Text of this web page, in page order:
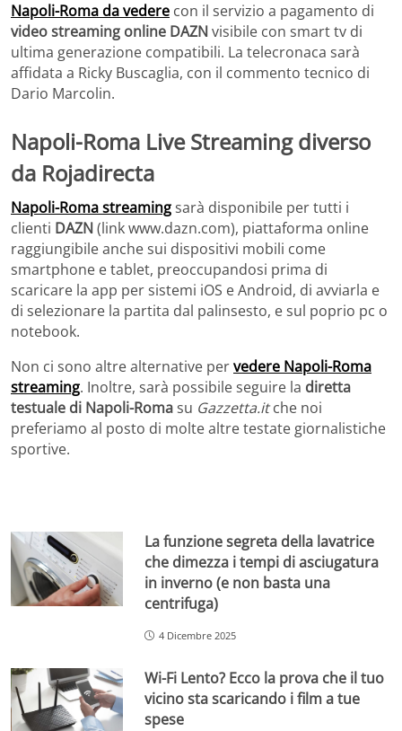
Napoli-Roma da vedere con il servizio a pagamento di
video streaming online DAZNvisibile con smart tv di
ultima generazione compatibili. La telecronaca sarà
affidata a Ricky Buscaglia, con il commento tecnico di
Dario Marcolin.
Napoli-Roma Live Streaming diverso
da Rojadirecta
Napoli-Roma streamingsarà disponibile per tutti i
clienti DAZN(link www.dazn.com), piattaforma online
raggiungibile anche sui dispositivi mobili come
smartphone e tablet, preoccupandosi prima di
scaricare la app per sistemi iOS e Android, di avviarla e
di selezionare la partita dal palinsesto, e sul poprio pc o
notebook.
Non ci sono altre alternative pervedere Napoli-Roma
streaming. Inoltre, sarà possibile seguire la diretta
testuale di Napoli-Romasu Gazzetta.itche noi
preferiamo al posto di molte altre testate giornalistiche
sportive.
La funzione segreta della lavatrice
che dimezza i tempi di asciugatura
in inverno (e non basta una
centrifuga)
4 Dicembre 2025
Wi-Fi Lento? Ecco la prova che il tuo
vicino sta scaricando i film a tue
spese